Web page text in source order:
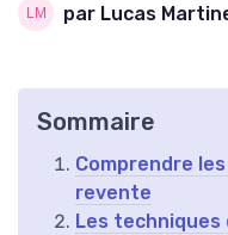
par Lucas
Sommaire
Comprendre
revente
Les